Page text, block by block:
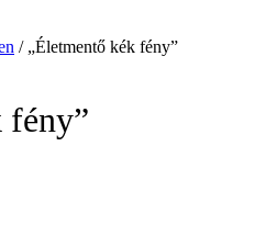
/ „Életmentő kék fény”
fény”